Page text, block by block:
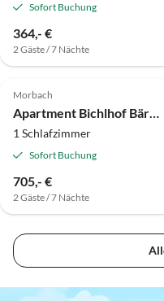
Sofort Buchung
364,- €
2 Gäste / 7 Nächte
Morbach
Apartment Bichlhof Bärfra
1 Schlafzimmer
Sofort Buchung
705,- €
2 Gäste / 7 Nächte